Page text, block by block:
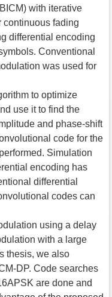
with iterative
continuous fading
differential encoding
Conventional
was used for
to optimize
use it to find the
and phase-shift
code for the
Simulation
encoding has
differential
codes can
using a delay
with a large
thesis, we also
DP. Code searches
are done and